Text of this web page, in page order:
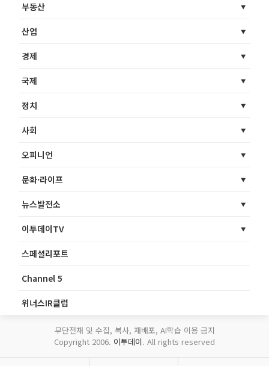
부동산
산업
경제
국제
정치
사회
오피니언
문화·라이프
뉴스발전소
이투데이TV
스페셜리포트
Channel 5
위너스IR클럽
무단전재 및 수집, 복사, 재배포, AI학습 이용 금지
Copyright 2006. 이투데이. All rights reserved